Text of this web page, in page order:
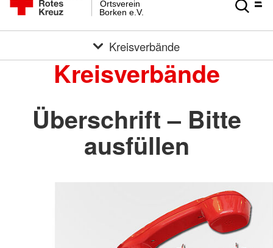
Borken e.V.
Ortsverein
Kreisverbände
Kreisverbände
Überschrift – Bitte
ausfüllen